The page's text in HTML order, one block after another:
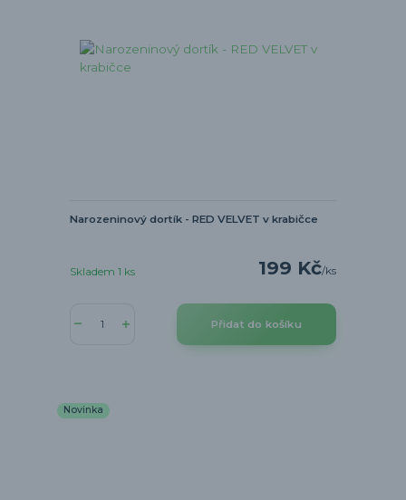
Narozeninový dortík - RED VELVET v krabičce
199 Kč/ks
Skladem 1 ks
Přidat do košíku
Novinka